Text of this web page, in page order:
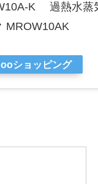
K 過熱水蒸
MROW10AK
ショッピング